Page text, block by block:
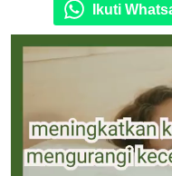
Ikuti